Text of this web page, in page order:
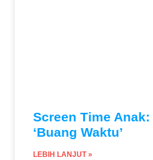
Screen Time Anak:
‘Buang Waktu’
LEBIH LANJUT »